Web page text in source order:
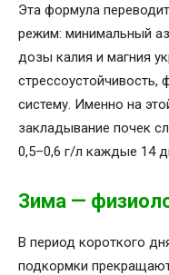
Эта формула
режим: минимальный
дозы калия и магния
систему. Именно на
закладывание почек
0,5–0,6 г/л каждые 14
Зима —
В период короткого
подкормки